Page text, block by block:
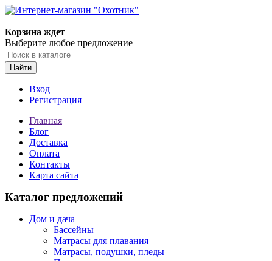
Корзина ждет
Выберите любое предложение
Найти
Вход
Регистрация
Главная
Блог
Доставка
Оплата
Контакты
Карта сайта
Каталог предложений
Дом и дача
Бассейны
Матрасы для плавания
Матрасы, подушки, пледы